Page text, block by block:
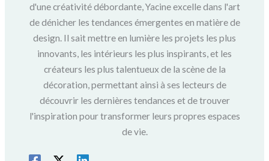
d'une créativité débordante, Yacine excelle dans l'art
de dénicher les tendances émergentes en matière de
design. Il sait mettre en lumière les projets les plus
innovants, les intérieurs les plus inspirants, et les
créateurs les plus talentueux de la scène de la
décoration, permettant ainsi à ses lecteurs de
découvrir les dernières tendances et de trouver
l'inspiration pour transformer leurs propres espaces
de vie.